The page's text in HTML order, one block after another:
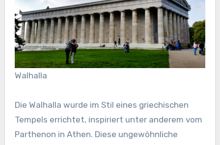
Walhalla
Die Walhalla wurde im Stil eines griechischen
Tempels errichtet, inspiriert unter anderem vom
Parthenon in Athen. Diese ungewöhnliche